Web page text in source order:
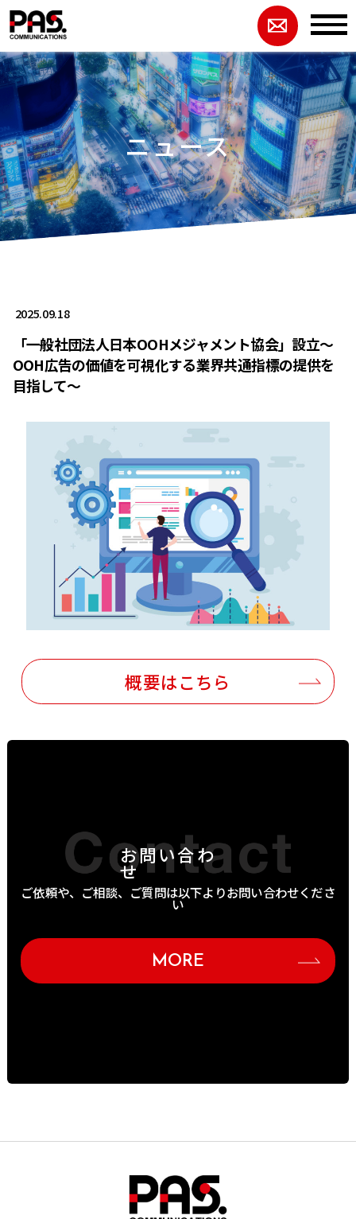
ニュース
2025.09.18
「一般社団法人日本OOHメジャメント協会」設立～
OOH広告の価値を可視化する業界共通指標の提供を
目指して～
概要はこちら
お問い合わ
せ
ご依頼や、ご相談、ご質問は以下よりお問い合わせくださ
い
MORE